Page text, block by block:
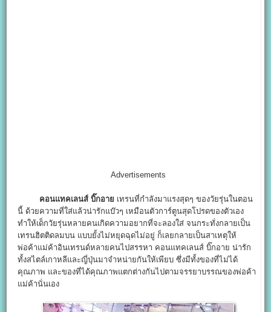
Advertisements
คอนแทคเลนส์ บิ๊กอาย เทรนที่กำลังมาแรงสุดๆ ของวัยรุ่นในตอน
นี้ ด้วยความที่ใส่แล้วน่ารักแบ๊วๆ เหมือนตัวการ์ตูนสุดโปรดของตัวเอง
ทำให้เด็กวัยรุ่นหลายคนเกิดความอยากที่จะลองใส่ จนกระทั่งกลายเป็น
เทรนฮิตติดลมบน แบบยั้งไม่หยุดฉุดไม่อยู่ ก็เลยกลายเป็นสาเหตุให้
พ่อค้าแม่ค้าอินเทรนด์หลายคนไปสรรหา คอนแทคเลนส์ บิ๊กอาย น่ารัก
ทั้งสไตล์เกาหลีและญี่ปุ่นมาจำหน่ายกันให้เพียบ ซึ่งมีทั้งของที่ไม่ได้
คุณภาพ และของที่ได้คุณภาพแตกต่างกันไปตามจรรยาบรรณของพ่อค้า
แม่ค้านั่นเอง